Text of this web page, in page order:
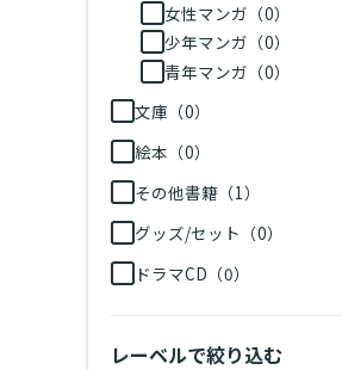
女性マンガ（0）
少年マンガ（0）
青年マンガ（0）
文庫（0）
絵本（0）
その他書籍（1）
グッズ/セット（0）
ドラマCD（0）
レーベルで絞り込む